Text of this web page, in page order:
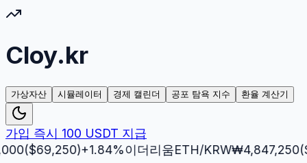
Cloy.kr
가상자산 시뮬레이터 경제 캘린더 공포 탐욕 지수 환율 계산기
가입 즉시 100 USDT 지급
69,250)+1.84%이더리움ETH/KRW₩4,847,250($